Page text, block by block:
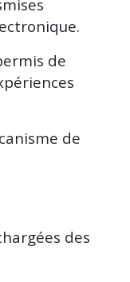
de
de
des